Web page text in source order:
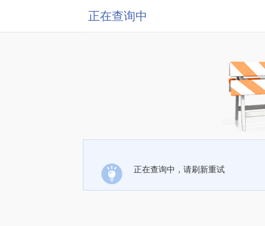
正在查询中
正在查询中，请刷新重试